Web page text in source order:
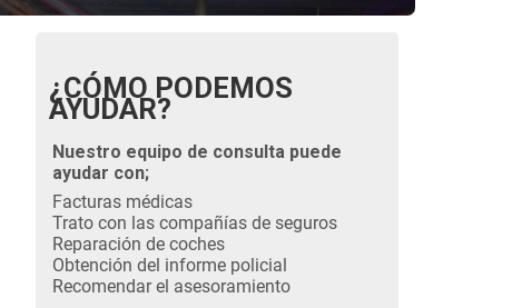
¿CÓMO PODEMOS
AYUDAR?
Nuestro equipo de consulta puede
ayudar con;
Facturas médicas
Trato con las compañías de seguros
Reparación de coches
Obtención del informe policial
Recomendar el asesoramiento